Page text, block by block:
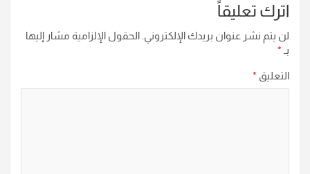
اترك تعليقاً
لن يتم نشر عنوان بريدك الإلكتروني. الحقول الإلزامية مشار إليها
بـ *
التعليق *